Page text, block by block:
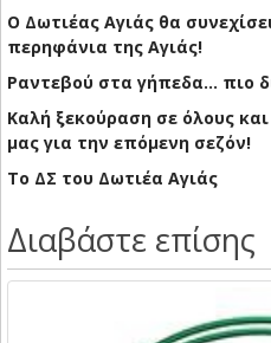
Ο Δωτιέας Αγιάς θα
περηφάνια της Αγιάς!
Ραντεβού στα γήπεδα… πιο
Καλή ξεκούραση σε όλους
μας για την επόμενη σεζόν!
Το ΔΣ του Δωτιέα Αγιάς
Διαβάστε επίσης